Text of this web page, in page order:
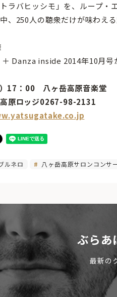
ラバヒッシモ」を、ループ・
、250人の聴衆だけが味わえ
＋ Danza inside 2014年10月号
17：00 八ヶ岳高原音楽堂
高原ロッジ0267-98-2131
ルネロ 八ヶ岳高原サロンコンサ
ぶらあ
最新の